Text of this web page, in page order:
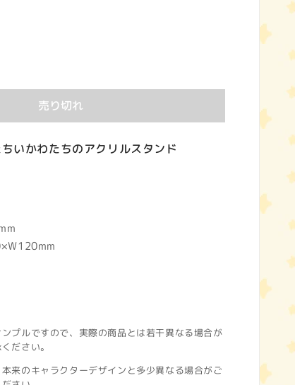
売り切れ
いかわたちのアクリルスタンド
プルですので、実際の商品とは若干異なる場合が
ださい。
来のキャラクターデザインと多少異なる場合がご